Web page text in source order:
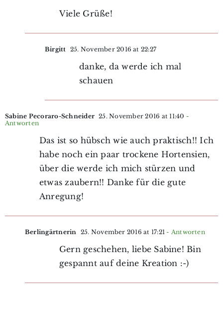
Viele Grüße!
Birgitt 25. November 2016 at 22:27
danke, da werde ich mal
schauen
Sabine Pecoraro-Schneider 25. November 2016 at 11:40 -
Antworten
Das ist so hübsch wie auch praktisch!! Ich
habe noch ein paar trockene Hortensien,
über die werde ich mich stürzen und
etwas zaubern!! Danke für die gute
Anregung!
Berlingärtnerin 25. November 2016 at 17:21 - Antworten
Gern geschehen, liebe Sabine! Bin
gespannt auf deine Kreation :-)